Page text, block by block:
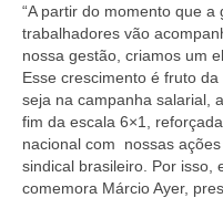
Cadastro de
Homologações
Jurídico
Declarações
“A partir do momento que
trabalhadores vão
nossa gestão, criamos um
Esse crescimento é fruto
seja na campanha salarial,
fim da escala 6×1,
nacional com nossas
sindical brasileiro. Por isso,
comemora Márcio Ayer,